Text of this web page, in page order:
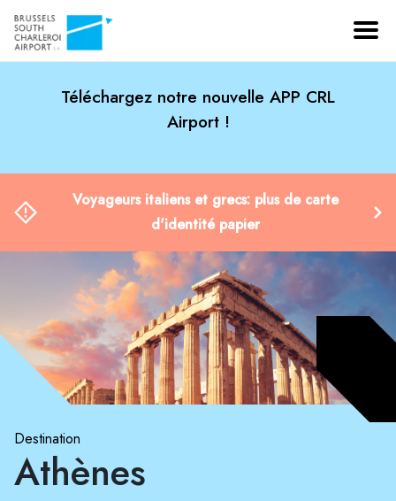
Téléchargez notre nouvelle APP CRL
Airport !
Voyageurs italiens et grecs: plus de carte
d'identité papier
Destination
Athènes